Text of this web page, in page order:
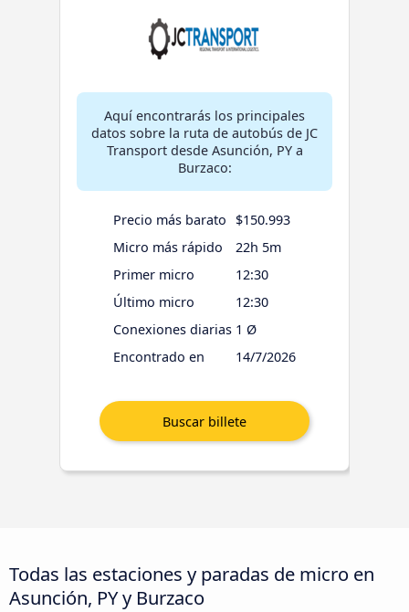
Aquí encontrarás los principales
datos sobre la ruta de autobús de JC
Transport desde Asunción, PY a
Burzaco:
Precio más barato
$150.993
Micro más rápido
22h 5m
Primer micro
12:30
Último micro
12:30
Conexiones diarias 1 Ø
Encontrado en
14/7/2026
Todas las estaciones y paradas de micro en
Asunción, PY y Burzaco